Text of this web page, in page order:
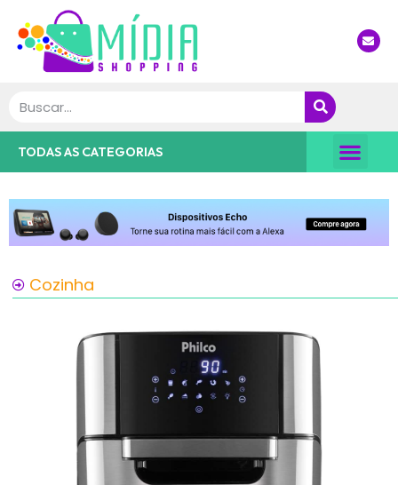
TODAS AS CATEGORIAS
Cozinha